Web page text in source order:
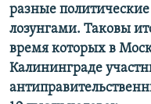
разные
лозунгами. Таковы
время которых в
Калининграде